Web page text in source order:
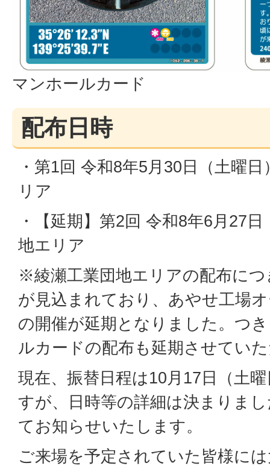
マンホールカード
配布⽇時
・第1回 令和8年5月30日（土曜
リア
・【延期】第2回 令和8年6月27
地エリア
※綾瀬工業団地エリアの配布に
が見込まれており、あやせ工場
の開催が延期となりました。つ
ルカードの配布も延期させてい
現在、振替日程は10月17日（土
すが、日時等の詳細は決まりま
てお知らせいたします。
ご来場を予定されていた皆様に